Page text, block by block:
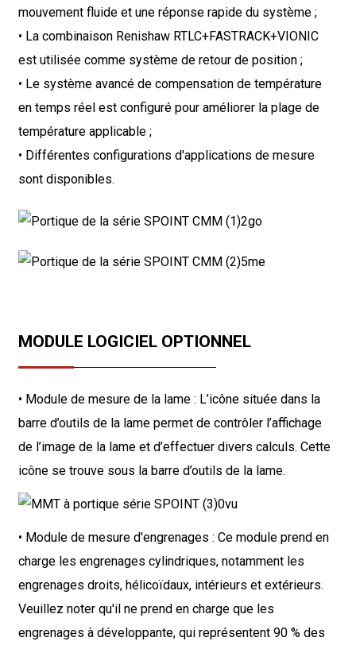
mouvement fluide et une réponse rapide du système ;
• La combinaison Renishaw RTLC+FASTRACK+VIONIC
est utilisée comme système de retour de position ;
• Le système avancé de compensation de température
en temps réel est configuré pour améliorer la plage de
température applicable ;
• Différentes configurations d'applications de mesure
sont disponibles.
MODULE LOGICIEL OPTIONNEL
• Module de mesure de la lame : L’icône située dans la
barre d’outils de la lame permet de contrôler l’affichage
de l’image de la lame et d’effectuer divers calculs. Cette
icône se trouve sous la barre d’outils de la lame.
• Module de mesure d'engrenages : Ce module prend en
charge les engrenages cylindriques, notamment les
engrenages droits, hélicoïdaux, intérieurs et extérieurs.
Veuillez noter qu'il ne prend en charge que les
engrenages à développante, qui représentent 90 % des